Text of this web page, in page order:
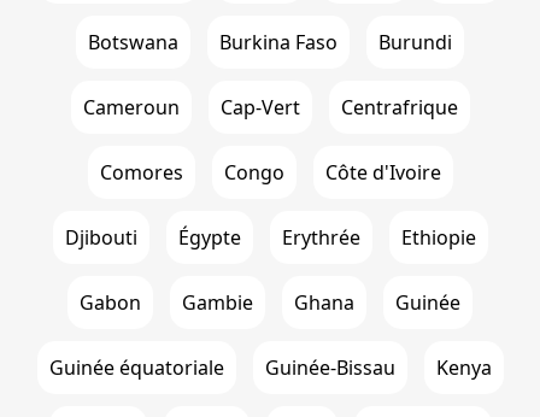
Botswana Burkina Faso Burundi
Cameroun Cap-Vert Centrafrique
Comores Congo Côte d'Ivoire
Djibouti Égypte Erythrée Ethiopie
Gabon Gambie Ghana Guinée
Guinée équatoriale Guinée-Bissau Kenya